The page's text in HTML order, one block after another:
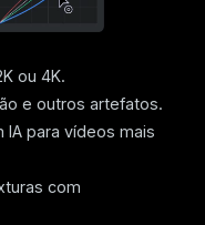
ou 4K.
e outros artefatos.
IA para vídeos mais
com